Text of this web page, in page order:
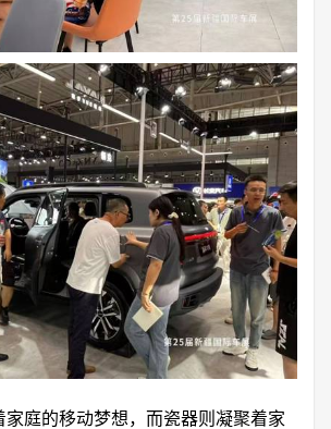
家庭的移动梦想，而瓷器则凝聚着家